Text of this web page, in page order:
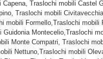
Traslochi mobili
Traslochi mobili
mobili Formello,Traslochi
Montecelio,Traslochi
Monte Compatri, Traslochi
Nettuno,Traslochi mobili